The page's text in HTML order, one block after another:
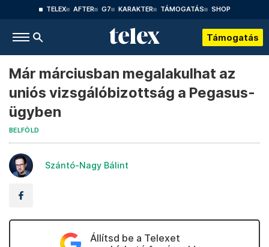
TELEX AFTER G7 KARAKTER TÁMOGATÁS SHOP
Támogatás
Már márciusban megalakulhat az
uniós vizsgálóbizottság a Pegasus-
ügyben
BELFÖLD
Szántó-Nagy Bálint
Állítsd be a Telexet